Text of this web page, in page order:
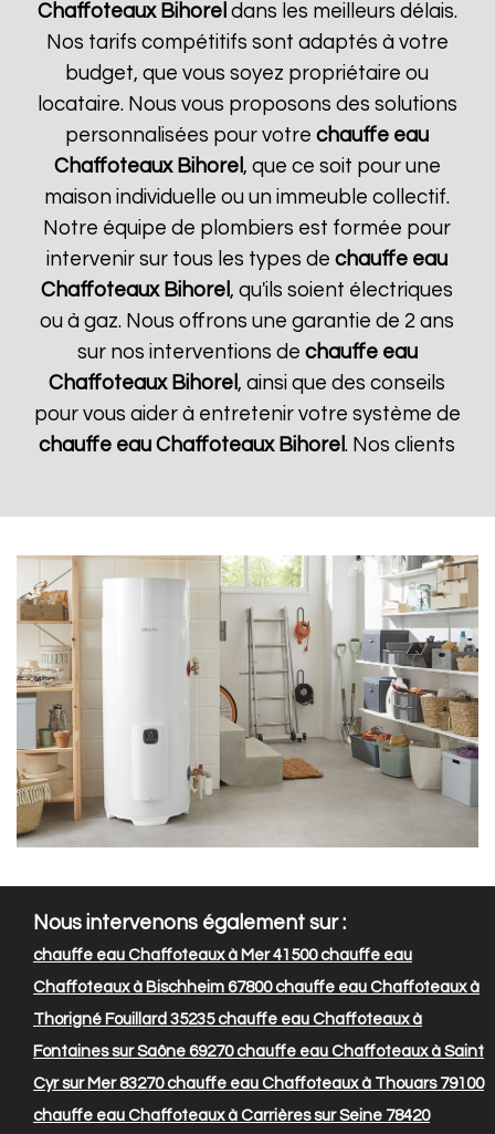
Chaffoteaux Bihorel dans les meilleurs délais.
Nos tarifs compétitifs sont adaptés à votre
budget, que vous soyez propriétaire ou
locataire. Nous vous proposons des solutions
personnalisées pour votrechauffe eau
Chaffoteaux Bihorel , que ce soit pour une
maison individuelle ou un immeuble collectif.
Notre équipe de plombiers est formée pour
intervenir sur tous les types dechauffe eau
Chaffoteaux Bihorel, qu'ils soient électriques
ou à gaz. Nous offrons une garantie de 2 ans
sur nos interventions de chauffe eau
Chaffoteaux Bihorel, ainsi que des conseils
pour vous aider à entretenir votre système de
chauffe eau Chaffoteaux Bihorel. Nos clients
Nous intervenons également sur :
chauffe eau Chaffoteaux à Mer 41500chauffe eau
Chaffoteaux à Bischheim 67800chauffe eau Chaffoteaux à
Thorigné Fouillard 35235chauffe eau Chaffoteaux à
Fontaines sur Saône 69270chauffe eau Chaffoteaux à Saint
Cyr sur Mer 83270chauffe eau Chaffoteaux à Thouars 79100
chauffe eau Chaffoteaux à Carrières sur Seine 78420